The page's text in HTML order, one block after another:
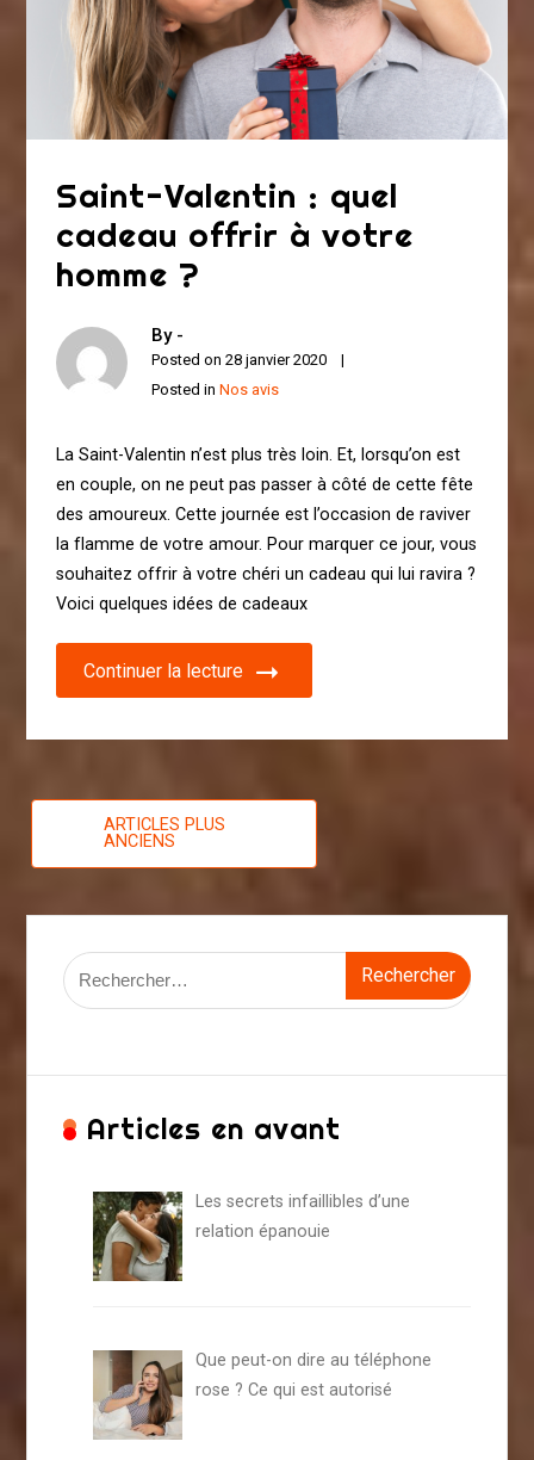
Saint-Valentin : quel
cadeau offrir à votre
homme ?
By -
Posted on28 janvier 2020
Posted inNos avis
La Saint-Valentin n’est plus très loin. Et, lorsqu’on est
en couple, on ne peut pas passer à côté de cette fête
des amoureux. Cette journée est l’occasion de raviver
la flamme de votre amour. Pour marquer ce jour, vous
souhaitez offrir à votre chéri un cadeau qui lui ravira ?
Voici quelques idées de cadeaux
Continuer la lecture
Navigation
des
ARTICLES PLUS
ANCIENS
Rechercher :
Articles en avant
Les secrets infaillibles d’une
relation épanouie
Que peut-on dire au téléphone
rose ? Ce qui est autorisé